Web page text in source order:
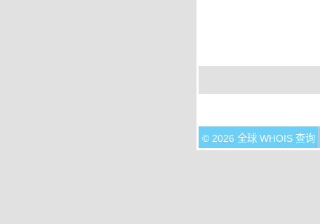
© 2026 全球 WHOIS 查询